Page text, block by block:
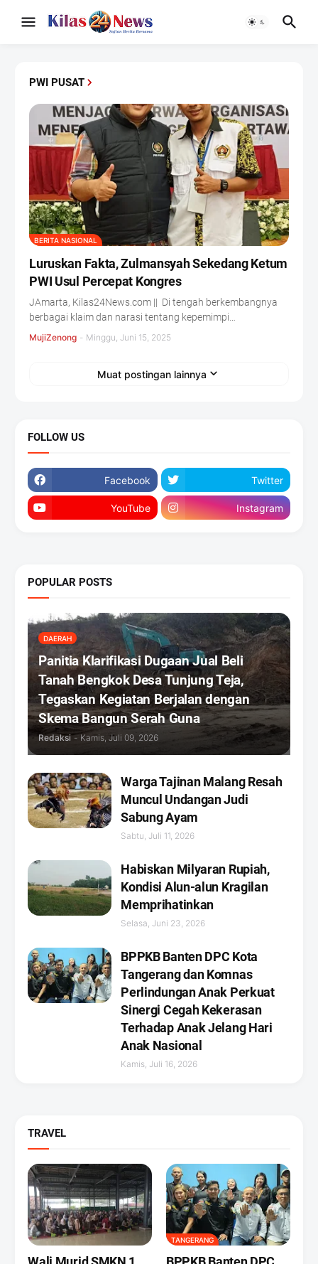
PWI PUSAT
BERITA NASIONAL
Luruskan Fakta, Zulmansyah Sekedang Ketum
PWI Usul Percepat Kongres
JAmarta, Kilas24News.com || Di tengah berkembangnya
berbagai klaim dan narasi tentang kepemimpi…
MujiZenong - Minggu, Juni 15, 2025
Muat postingan lainnya
FOLLOW US
Facebook Twitter
YouTube Instagram
POPULAR POSTS
DAERAH
Panitia Klarifikasi Dugaan Jual Beli
Tanah Bengkok Desa Tunjung Teja,
Tegaskan Kegiatan Berjalan dengan
Skema Bangun Serah Guna
Redaksi - Kamis, Juli 09, 2026
Warga Tajinan Malang Resah
Muncul Undangan Judi
Sabung Ayam
Sabtu, Juli 11, 2026
Habiskan Milyaran Rupiah,
Kondisi Alun-alun Kragilan
Memprihatinkan
Selasa, Juni 23, 2026
BPPKB Banten DPC Kota
Tangerang dan Komnas
Perlindungan Anak Perkuat
Sinergi Cegah Kekerasan
Terhadap Anak Jelang Hari
Anak Nasional
Kamis, Juli 16, 2026
TRAVEL
TANGERANG